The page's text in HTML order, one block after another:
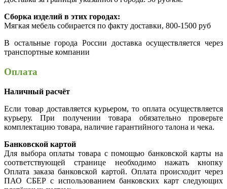
Сборка изделий в этих городах:
Мягкая мебель собирается по факту доставки, 800-1500 руб
В остальные города России доставка осуществляется через
транспортные компании
Оплата
Наличный расчёт
Если товар доставляется курьером, то оплата осуществляется
курьеру. При получении товара обязательно проверьте
комплектацию товара, наличие гарантийного талона и чека.
Банковской картой
Для выбора оплаты товара с помощью банковской карты на
соответствующей странице необходимо нажать кнопку
Оплата заказа банковской картой. Оплата происходит через
ПАО СБЕР с использованием банковских карт следующих